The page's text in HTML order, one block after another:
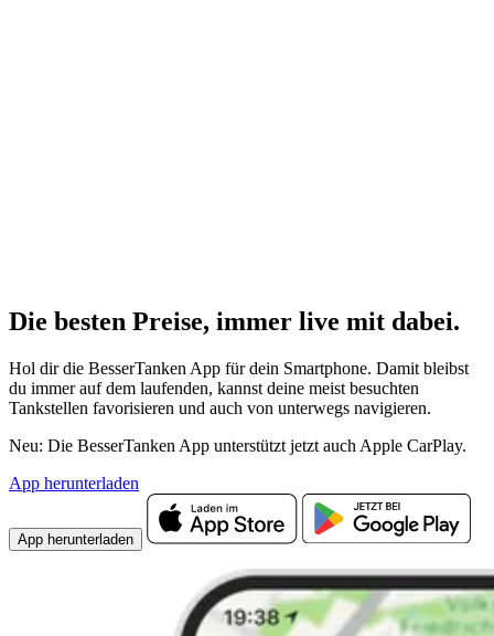
Die besten Preise, immer live mit dabei.
Hol dir die BesserTanken App für dein Smartphone. Damit bleibst
du immer auf dem laufenden, kannst deine meist besuchten
Tankstellen favorisieren und auch von unterwegs navigieren.
Neu: Die BesserTanken App unterstützt jetzt auch Apple CarPlay.
App herunterladen
App herunterladen